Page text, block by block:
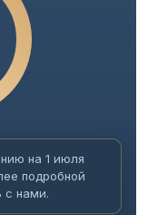
на 1 июля
подробной
с нами.